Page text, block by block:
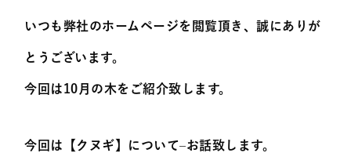
いつも弊社のホームページを閲覧頂き、誠にありが
とうございます。
今回は10月の木をご紹介致します。
今回は【クヌギ】について–お話致します。